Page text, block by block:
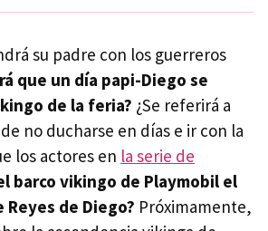
su padre con los guerreros
que un día papi-Diego se
de la feria? ¿Se referirá a
no ducharse en días e ir con la
los actores en la serie de
barco vikingo de Playmobil el
de Diego? Próximamente,